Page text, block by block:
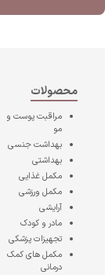
محصولات
مراقبت پوست و
مو
بهداشت جنسی
بهداشتی
مکمل غذایی
مکمل ورزشی
آرایشی
مادر و کودک
تجهیزات پزشکی
مکمل های کمک
درمانی